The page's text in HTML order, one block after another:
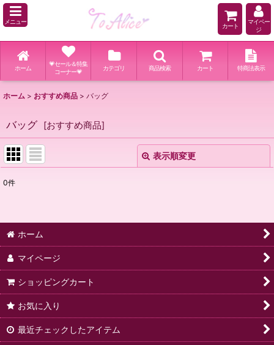
メニュー
カート
マイペー
ジ
ホーム
💗セール＆特集
コーナー💗
カテゴリ 商品検索 カート 特商法表示
ホーム > おすすめ商品 > バッグ
バッグ [おすすめ商品]
表示順変更
並び順:
0件
ホーム
マイページ
ショッピングカート
お気に入り
最近チェックしたアイテム